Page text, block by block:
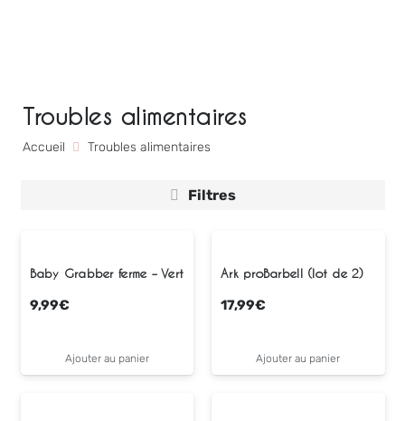
Troubles alimentaires
Accueil Troubles alimentaires
Baby Grabber ferme – Vert
9,99€
Ajouter au panier
Ark proBarbell (lot de 2)
17,99€
Ajouter au panier
Filtres